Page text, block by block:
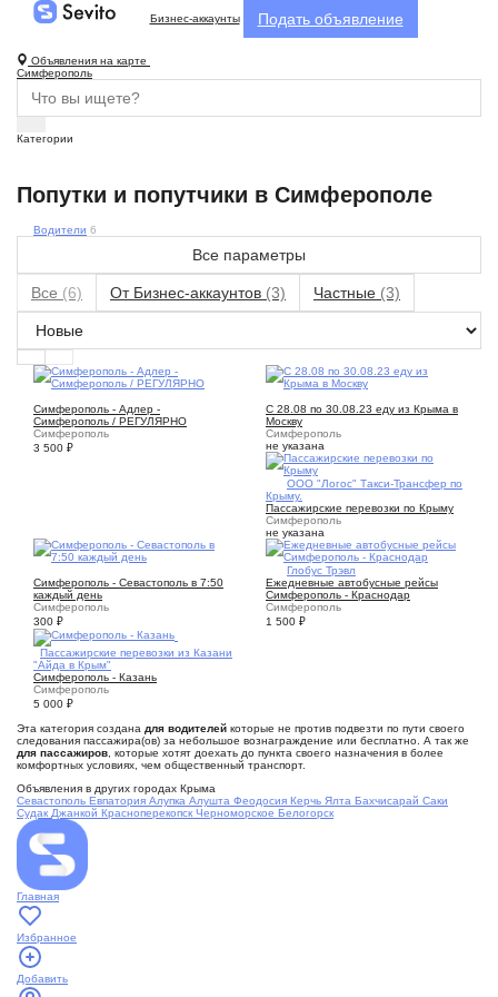
Бизнес-аккаунты Подать объявление
Объявления на карте
Симферополь
Категории
Попутки и попутчики в Симферополе
Водители 6
Все параметры
Все (6) От Бизнес-аккаунтов (3) Частные (3)
Симферополь - Адлер -
Симферополь / РЕГУЛЯРНО
Симферополь
3 500 ₽
С 28.08 по 30.08.23 еду из Крыма в
Москву
Симферополь
не указана
ООО "Логос" Такси-Трансфер по
Крыму.
Пассажирские перевозки по Крыму
Симферополь
не указана
Симферополь - Севастополь в 7:50
каждый день
Симферополь
300 ₽
Глобус Трэвл
Ежедневные автобусные рейсы
Симферополь - Краснодар
Симферополь
1 500 ₽
Пассажирские перевозки из Казани
"Айда в Крым"
Симферополь - Казань
Симферополь
5 000 ₽
Эта категория создана для водителей которые не против подвезти по пути своего
следования пассажира(ов) за небольшое вознаграждение или бесплатно. А так же
для пассажиров , которые хотят доехать до пункта своего назначения в более
комфортных условиях, чем общественный транспорт.
Объявления в других городах Крыма
Севастополь Евпатория Алупка Алушта Феодосия Керчь Ялта Бахчисарай Саки
Судак Джанкой Красноперекопск Черноморское Белогорск
Главная
Избранное
Добавить